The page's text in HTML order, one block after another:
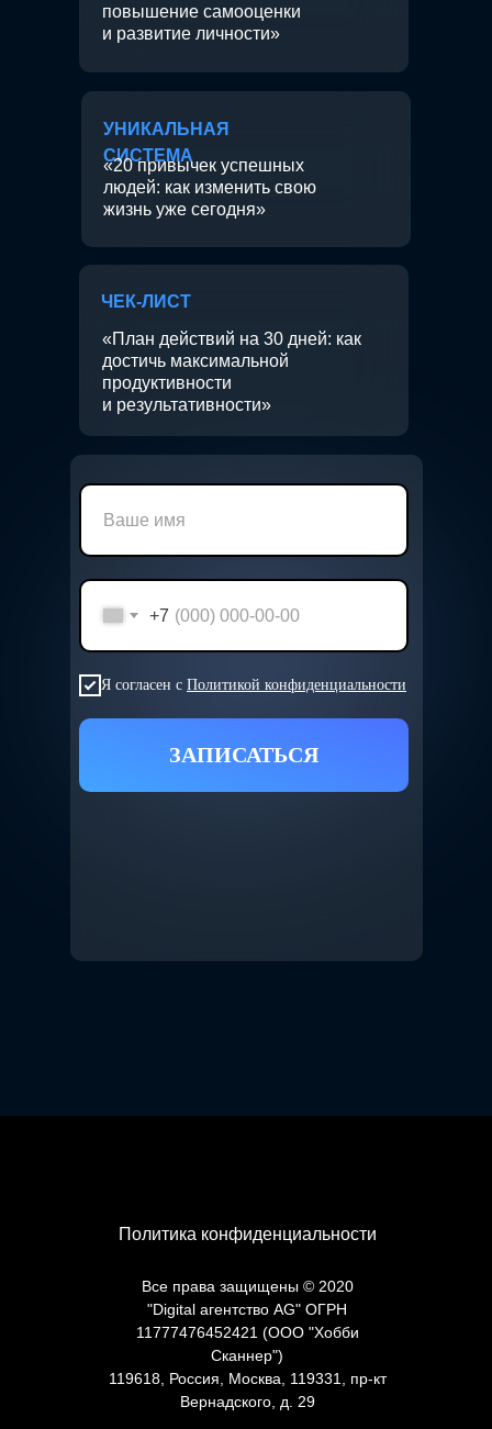
повышение самооценки
и развитие личности»
ЧЕК-ЛИСТ
«План действий на 30 дней: как
достичь максимальной
продуктивности
и результативности»
УНИКАЛЬНАЯ
СИСТЕМА
«20 привычек успешных
людей: как изменить свою
жизнь уже сегодня»
+7
Я согласен с Политикой конфиденциальности
ЗАПИСАТЬСЯ
Все права защищены © 2020
"Digital агентство AG" ОГРН
11777476452421 (ООО "Хобби
Сканнер")
119618, Россия, Москва, 119331, пр-кт
Вернадского, д. 29
Политика конфиденциальности